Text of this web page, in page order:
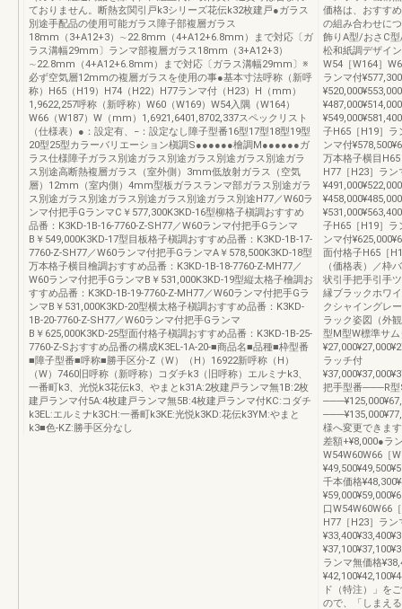
ておりません。断熱玄関引戸k3シリーズ花伝k32枚建戸●ガラス
別途手配品の使用可能ガラス障子部複層ガラス
18mm（3+A12+3）∼22.8mm（4+A12+6.8mm）まで対応〔ガ
ラス溝幅29mm〕ランマ部複層ガラス18mm（3+A12+3）
∼22.8mm（4+A12+6.8mm）まで対応〔ガラス溝幅29mm〕※
必ず空気層12mmの複層ガラスを使用の事●基本寸法呼称（新呼
称）H65（H19）H74（H22）H77ランマ付（H23）H（mm）
1,9622,257呼称（新呼称）W60（W169）W54入隅（W164）
W66（W187）W（mm）1,6921,6401,8702,337スペックリスト
（仕様表）●：設定有、−：設定なし障子型番16型17型18型19型
20型25型カラーバリエーション槇調S●●●●●●檜調M●●●●●●ガ
ラス仕様障子ガラス別途ガラス別途ガラス別途ガラス別途ガラ
ス別途高断熱複層ガラス（室外側）3mm低放射ガラス（空気
層）12mm（室内側）4mm型板ガラスランマ部ガラス別途ガラ
ス別途ガラス別途ガラス別途ガラス別途ガラス別途H77／W60ラ
ンマ付把手GランマC￥577,300K3KD-16型柳格子槇調おすすめ
品番：K3KD-1B-16-7760-Z-SH77／W60ランマ付把手Gランマ
B￥549,000K3KD-17型目板格子槇調おすすめ品番：K3KD-1B-17-
7760-Z-SH77／W60ランマ付把手GランマA￥578,500K3KD-18型
万本格子横目檜調おすすめ品番：K3KD-1B-18-7760-Z-MH77／
W60ランマ付把手GランマB￥531,000K3KD-19型縦太格子檜調お
すすめ品番：K3KD-1B-19-7760-Z-MH77／W60ランマ付把手Gラ
ンマB￥531,000K3KD-20型横太格子槇調おすすめ品番：K3KD-
1B-20-7760-Z-SH77／W60ランマ付把手Gランマ
B￥625,000K3KD-25型面付格子槇調おすすめ品番：K3KD-1B-25-
7760-Z-Sおすすめ品番の構成K3EL-1A-20-■商品名■品種■枠型番
■障子型番■呼称■勝手区分-Z（W）（H）16922新呼称（H）
（W）7460旧呼称（新呼称）コダチk3（旧呼称）エルミナk3、
一番町k3、光悦k3花伝k3、やまとk31A:2枚建戸ランマ無1B:2枚
建戸ランマ付5A:4枚建戸ランマ無5B:4枚建戸ランマ付KC:コダチ
k3EL:エルミナk3CH:一番町k3KE:光悦k3KD:花伝k3YM:やまと
k3■色-KZ:勝手区分なし
価格は、おすす
の組み合わせに
飾りA型/おさC
松和紙調デザイ
W54［W164］
ランマ付
子H65［H19］ラ
ンマ付
万本格子横目
H77［H23］ラン
子H65［H19］ラ
ンマ付
面付格子H65［
（価格表）／枠
状引手把手引手
縁ブラックホワ
クシャイングレ
ラック姿図（外
型M型W標準サ
ラッチ付
把手型番───R型
様へ変更できま
差額+¥8,000●ラ
W54W60W66［
千本価格
口W54W60W66
H77［H23］ラ
ランマ無価格
ド（特注）」を
ので、「しまえ